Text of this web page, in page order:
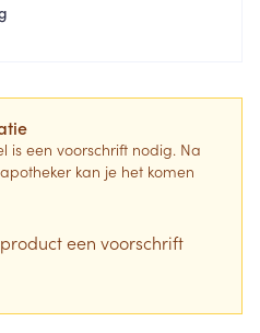
is een voorschrift nodig. Na
kan je het komen
een voorschrift